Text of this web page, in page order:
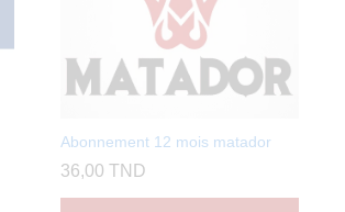
Abonnement 12 mois matador
36,00TND